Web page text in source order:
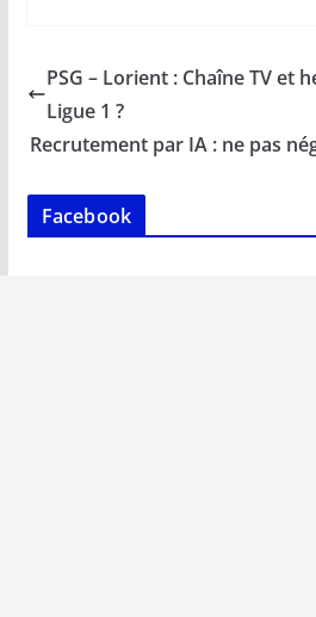
b
o
o
k
l s
p
e
n
PSG – Lorient : Chaîne TV et
Ligue 1 ?
Recrutement par IA : ne pas
Facebook